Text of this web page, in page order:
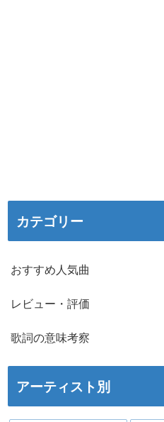
カテゴリー
おすすめ人気曲
レビュー・評価
歌詞の意味考察
アーティスト別